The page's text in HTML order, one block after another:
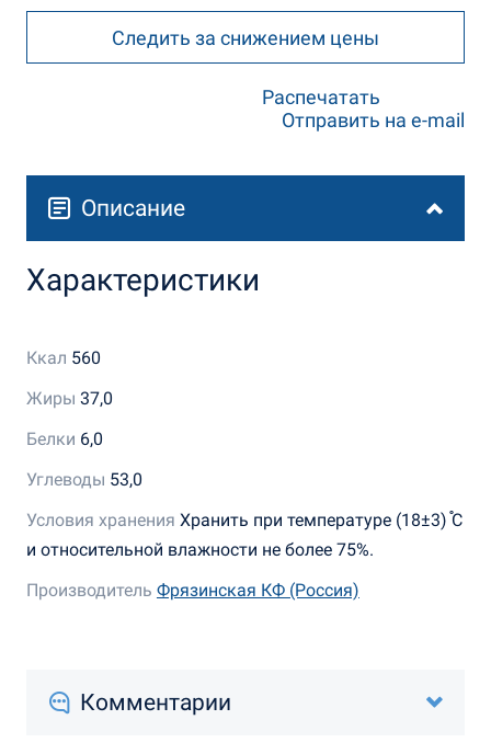
Следить за снижением цены
Распечатать
Отправить на e-mail
Описание
Характеристики
Ккал 560
Жиры 37,0
Белки 6,0
Углеводы 53,0
Условия хранения Хранить при температуре (18±3) ֯С
и относительной влажности не более 75%.
Производитель Фрязинская КФ (Россия)
Комментарии